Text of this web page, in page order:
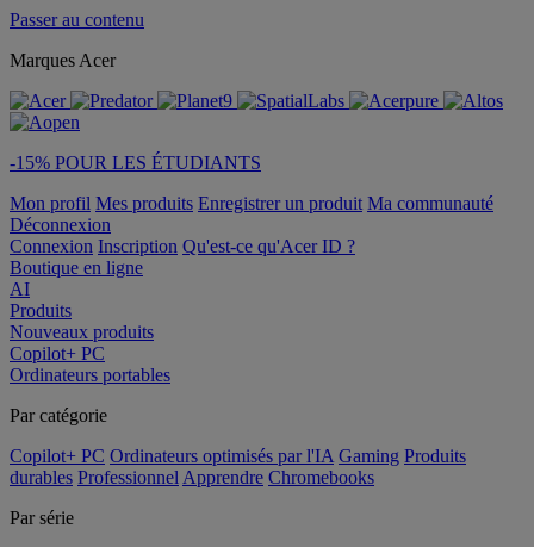
Passer au contenu
Marques Acer
-15% POUR LES ÉTUDIANTS
Mon profil Mes produits Enregistrer un produit Ma communauté
Déconnexion
Connexion Inscription Qu'est-ce qu'Acer ID ?
Boutique en ligne
AI
Produits
Nouveaux produits
Copilot+ PC
Ordinateurs portables
Par catégorie
Copilot+ PC Ordinateurs optimisés par l'IA Gaming Produits
durables Professionnel Apprendre Chromebooks
Par série